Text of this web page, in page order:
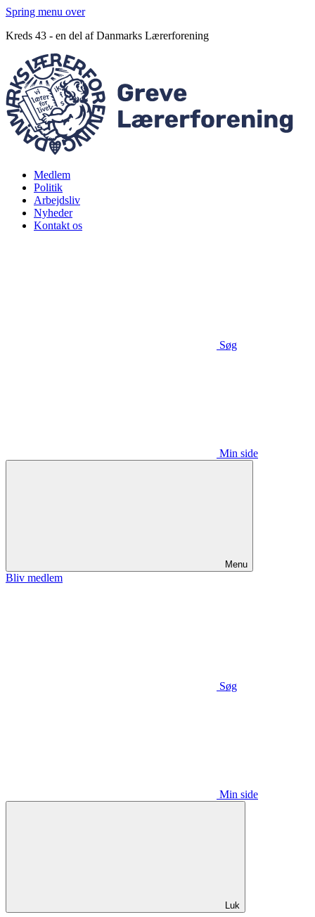
Spring menu over
Kreds 43 - en del af Danmarks Lærerforening
Medlem
Politik
Arbejdsliv
Nyheder
Kontakt os
Søg
Min side
Menu
Bliv medlem
Søg
Min side
Luk